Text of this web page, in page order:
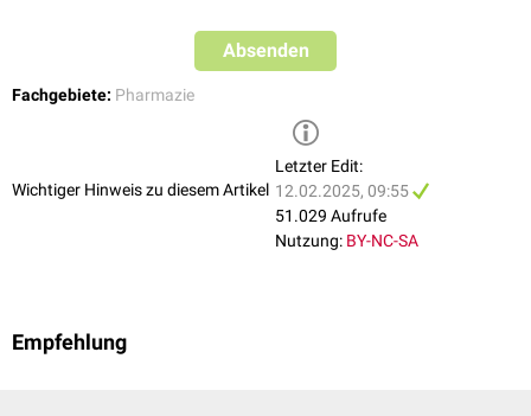
Absenden
Fachgebiete: Pharmazie
Wichtiger Hinweis zu diesem Artikel
Letzter Edit:
12.02.2025, 09:55
51.029 Aufrufe
Nutzung: BY-NC-SA
Empfehlung